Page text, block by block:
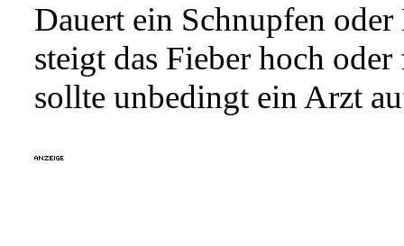
Dauert ein Schnupfen oder
steigt das Fieber hoch
sollte unbedingt ein Arzt